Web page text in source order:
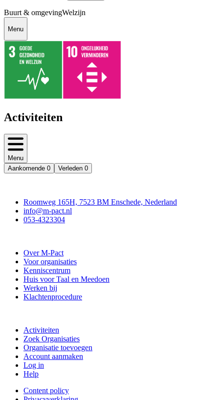
Buurt & omgevingWelzijn
Menu
Activiteiten
Menu
Aankomende 0 Verleden 0
Roomweg 165H, 7523 BM Enschede, Nederland
info@m-pact.nl
053-4323304
Over M-Pact
Voor organisaties
Kenniscentrum
Huis voor Taal en Meedoen
Werken bij
Klachtenprocedure
Activiteiten
Zoek Organisaties
Organisatie toevoegen
Account aanmaken
Log in
Help
Content policy